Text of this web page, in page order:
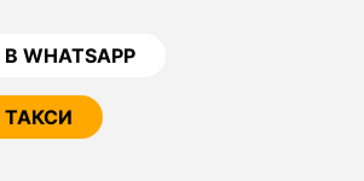
WHATSAPPна законной
персональных данных
достижением
заранее определенных
целей. Не допускается